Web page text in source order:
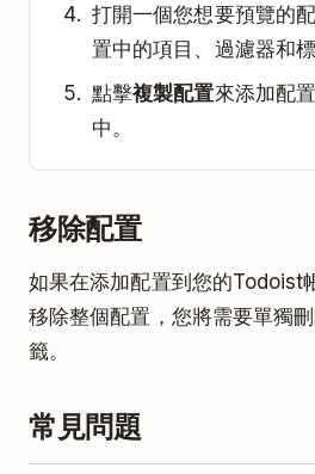
打開一個您想要預覽的
置中的項目、過濾器和標
點擊複製配置來添加配
中。
移除配置
如果在添加配置到您的Todoist
移除整個配置，您將需要單獨
籤。
常見問題